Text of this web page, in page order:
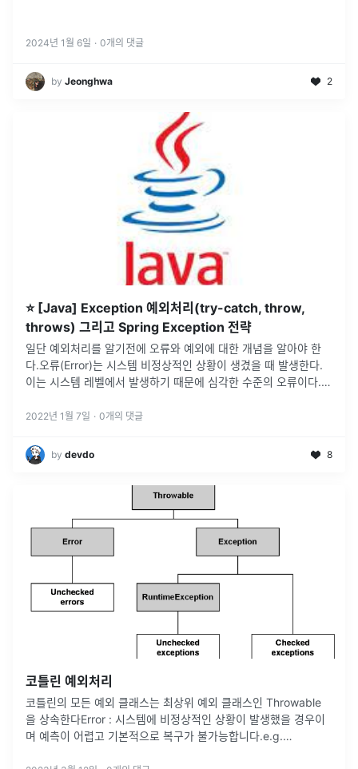
2024년 1월 6일 · 0개의 댓글
by Jeonghwa 2
⭐ [Java] Exception 예외처리(try-catch, throw,
throws) 그리고 Spring Exception 전략
일단 예외처리를 알기전에 오류와 예외에 대한 개념을 알아야 한
다.오류(Error)는 시스템 비정상적인 상황이 생겼을 때 발생한다.
이는 시스템 레벨에서 발생하기 때문에 심각한 수준의 오류이다.
처리는 신경쓰 ...
2022년 1월 7일 · 0개의 댓글
by devdo 8
코틀린 예외처리
코틀린의 모든 예외 클래스는 최상위 예외 클래스인 Throwable
을 상속한다Error : 시스템에 비정상적인 상황이 발생했을 경우이
며 예측이 어렵고 기본적으로 복구가 불가능합니다.e.g.